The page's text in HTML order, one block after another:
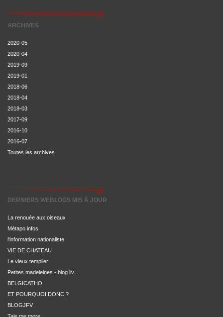
ARCHIVES
2020-05
2020-04
2019-09
2019-01
2018-06
2018-04
2018-03
2017-09
2016-10
2016-07
Toutes les archives
DERNIERS WEBLOGS MIS À JOUR
La renouée aux oiseaux
Métapo infos
l'information nationaliste
VIE DE CHATEAU
Le vieux templier
Petites madeleines - blog liv...
BELGICATHO
ET POURQUOI DONC ?
BLOGJFV